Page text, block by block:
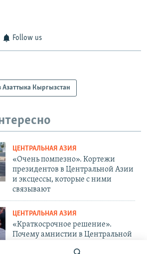
Follow us
Азаттыка Кыргызстан
ЦЕНТРАЛЬНАЯ АЗИЯ
«Очень помпезно». Кортежи
президентов в Центральной Азии
и эксцессы, которые с ними
связывают
ЦЕНТРАЛЬНАЯ АЗИЯ
«Краткосрочное решение».
Почему амнистии в Центральной